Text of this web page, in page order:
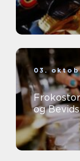
03.
og